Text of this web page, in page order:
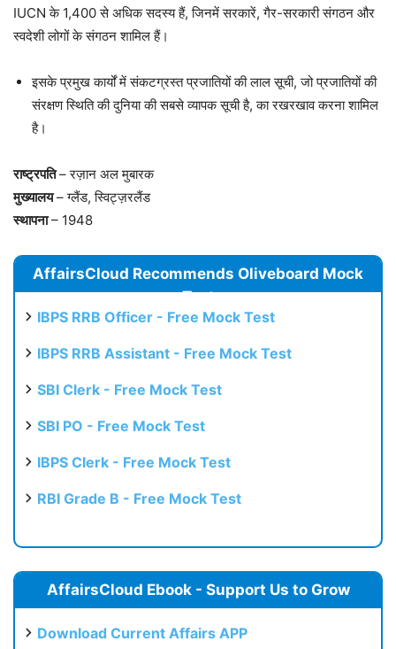
IUCN के 1,400 से अधिक सदस्य हैं, जिनमें सरकारें, गैर-सरकारी संगठन और
स्वदेशी लोगों के संगठन शामिल हैं।
इसके प्रमुख कार्यों में संकटग्रस्त प्रजातियों की लाल सूची, जो प्रजातियों की
संरक्षण स्थिति की दुनिया की सबसे व्यापक सूची है, का रखरखाव करना शामिल
है।
राष्ट्रपति– रज़ान अल मुबारक
मुख्यालय– ग्लैंड, स्विट्ज़रलैंड
स्थापना– 1948
AffairsCloud Recommends Oliveboard Mock
Test
IBPS RRB Officer - Free Mock Test
IBPS RRB Assistant - Free Mock Test
SBI Clerk - Free Mock Test
SBI PO - Free Mock Test
IBPS Clerk - Free Mock Test
RBI Grade B - Free Mock Test
AffairsCloud Ebook - Support Us to Grow
Download Current Affairs APP